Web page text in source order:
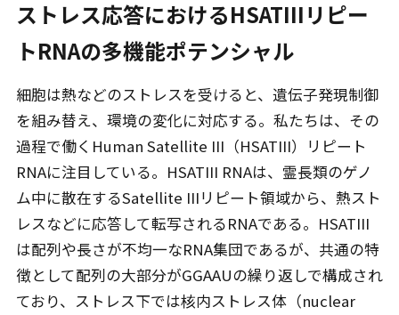
ストレス応答におけるHSATIIIリピー
トRNAの多機能ポテンシャル
細胞は熱などのストレスを受けると、遺伝子発現制御
を組み替え、環境の変化に対応する。私たちは、その
過程で働くHuman Satellite III（HSATIII）リピート
RNAに注目している。HSATIII RNAは、霊長類のゲノ
ム中に散在するSatellite IIIリピート領域から、熱スト
レスなどに応答して転写されるRNAである。HSATIII
は配列や長さが不均一なRNA集団であるが、共通の特
徴として配列の大部分がGGAAUの繰り返しで構成され
ており、ストレス下では核内ストレス体（nuclear